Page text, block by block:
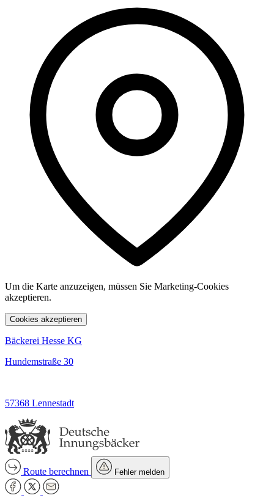
Um die Karte anzuzeigen, müssen Sie Marketing-Cookies
akzeptieren.
Cookies akzeptieren
Bäckerei Hesse KG
Hundemstraße 30
57368 Lennestadt
Route berechnen Fehler melden